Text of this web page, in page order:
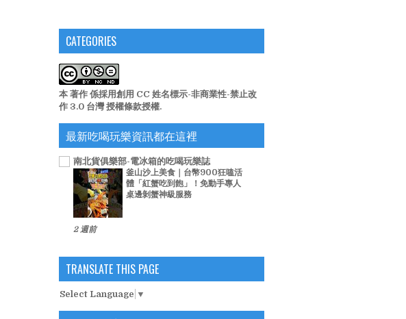
CATEGORIES
本 著作 係採用創用 CC 姓名標示-非商業性-禁止改
作 3.0 台灣 授權條款授權.
最新吃喝玩樂資訊都在這裡
南北貨俱樂部-電冰箱的吃喝玩樂誌
釜山沙上美食｜台幣900狂嗑活
體「紅蟹吃到飽」！免動手專人
桌邊剝蟹神級服務
2 週前
TRANSLATE THIS PAGE
Select Language ▼